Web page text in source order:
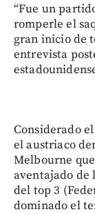
“Fue un
romperle el
gran inicio de
entrevista
Considerado
el austriaco
Melbourne
aventajado de
del top 3
dominado el